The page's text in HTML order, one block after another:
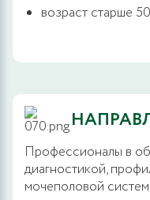
возраст старше
Профессионалы в
диагностикой,
мочеполовой